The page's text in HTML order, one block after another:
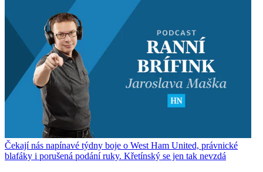
Čekají nás napínavé týdny boje o West Ham United, právnické
blafáky i porušená podání ruky. Křetínský se jen tak nevzdá